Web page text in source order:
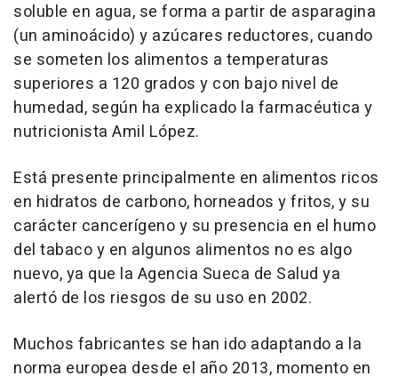
soluble en agua, se forma a partir de asparagina
(un aminoácido) y azúcares reductores, cuando
se someten los alimentos a temperaturas
superiores a 120 grados y con bajo nivel de
humedad, según ha explicado la farmacéutica y
nutricionista Amil López.
Está presente principalmente en alimentos ricos
en hidratos de carbono, horneados y fritos, y su
carácter cancerígeno y su presencia en el humo
del tabaco y en algunos alimentos no es algo
nuevo, ya que la Agencia Sueca de Salud ya
alertó de los riesgos de su uso en 2002.
Muchos fabricantes se han ido adaptando a la
norma europea desde el año 2013, momento en